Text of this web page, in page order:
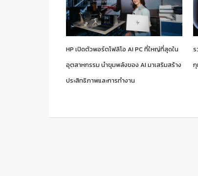
HP เปิดตัวพอร์ตโฟลิโอ AI PC ที่ใหญ่ที่สุดใน
อุตสาหกรรม นำขุมพลังของ AI มาเสริมสร้าง
ประสิทธิภาพและการทำงาน